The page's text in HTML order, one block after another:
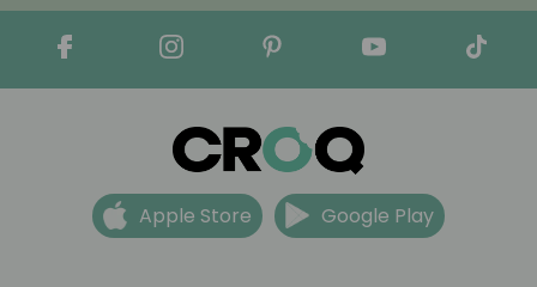
Apple Store Google Play